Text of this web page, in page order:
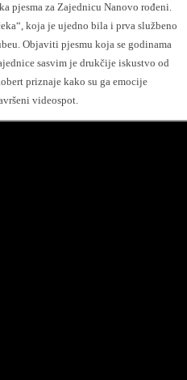
pjesma za Zajednicu Nanovo rođeni.
koja je ujedno bila i prva službeno
Objaviti pjesmu koja se godinama
sasvim je drukčije iskustvo od
priznaje kako su ga emocije
videospot.